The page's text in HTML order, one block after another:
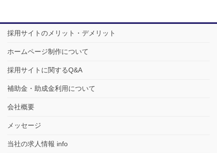
採用サイトのメリット・デメリット
ホームページ制作について
採用サイトに関するQ&A
補助金・助成金利用について
会社概要
メッセージ
当社の求人情報 info